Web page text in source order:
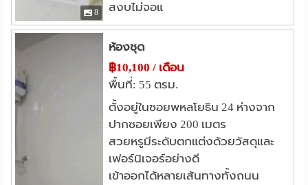
8
สงบไม่จอแ
ห้องชุด
฿10,100 / เดือน
พื้นที่: 55 ตรม.
ตั้งอยู่ในซอยพหลโยธิน 24 ห่างจาก
ปากซอยเพียง 200 เมตร
สวยหรูมีระดับตกแต่งด้วยวัสดุและ
เฟอร์นิเจอร์อย่างดี
เข้าออกได้หลายเส้นทางทั้งถนน